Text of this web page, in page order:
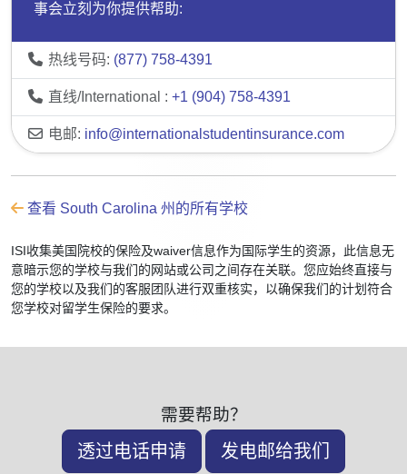
事会立刻为你提供帮助:
热线号码: (877) 758-4391
直线/International : +1 (904) 758-4391
电邮: info@internationalstudentinsurance.com
查看 South Carolina 州的所有学校
ISI收集美国院校的保险及waiver信息作为国际学生的资源，此信息无
意暗示您的学校与我们的网站或公司之间存在关联。您应始终直接与
您的学校以及我们的客服团队进行双重核实，以确保我们的计划符合
您学校对留学生保险的要求。
需要帮助？
透过电话申请 发电邮给我们